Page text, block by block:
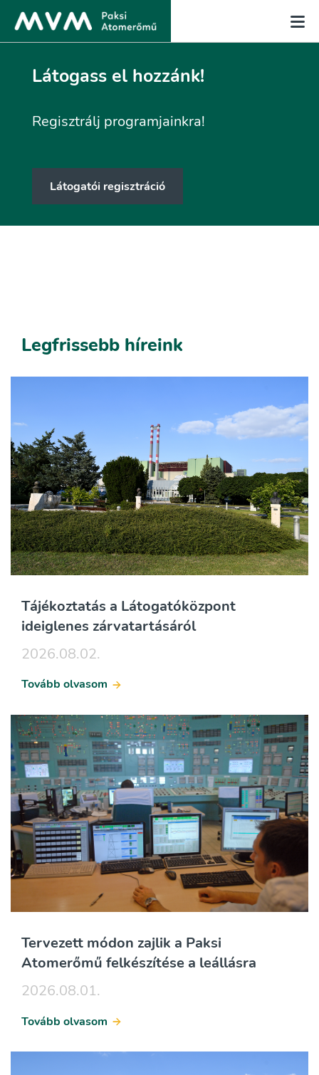
Látogass el hozzánk!
Regisztrálj programjainkra!
Látogatói regisztráció
Legfrissebb híreink
Tájékoztatás a Látogatóközpont
ideiglenes zárvatartásáról
2026.08.02.
Tovább olvasom
Tervezett módon zajlik a Paksi
Atomerőmű felkészítése a leállásra
2026.08.01.
Tovább olvasom